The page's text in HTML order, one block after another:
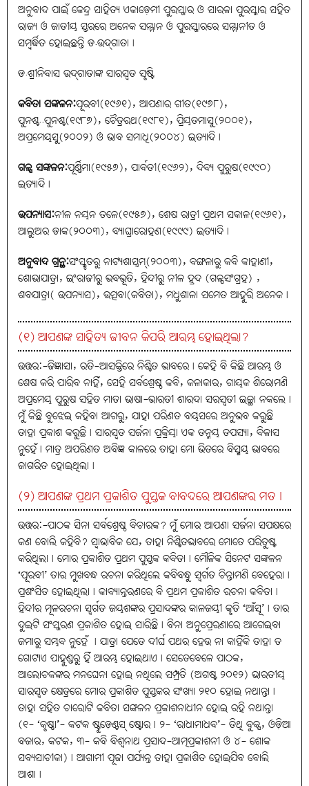
ଅନୁବାଦ ପାଇଁ କେନ୍ଦ୍ର ସାହିତ୍ୟ ଏକାଡ଼େମୀ ପୁରସ୍କାର ଓ ସାରଳା ପୁରସ୍କାର ସହିତ
ରାଜ୍ୟ ଓ ଜାତୀୟ ସ୍ତରରେ ଅନେକ ସମ୍ମାନ ଓ ପୁରସ୍କାରରେ ସମ୍ମାନୀତ ଓ
ସମ୍ବର୍ଦ୍ଧିତ ହୋଇଛନ୍ତି ଡ.ଉଦ୍‌ଗାତା।
ଡ.ଶ୍ରୀନିବାସ ଉଦ୍‌ଗାତାଙ୍କ ସାରସ୍ୱତ ସୃଷ୍ଟି
କବିତା ସଙ୍କଳନ:ପୂରବୀ(୧୯୬୧), ଆପଣାର ଗୀତ(୧୯୭୮),
ପୁନଶ୍ଚ..ପୁନଶ୍ଚ(୧୯୮୭), ଚୈତ୍ରରଥ(୧୯୮୧), ପ୍ରିୟତମାସୁ(୨୦୦୧),
ଅପ୍ରମେୟସୁ(୨୦୦୨) ଓ ଭାବ ସମାଧି(୨୦୦୪) ଇତ୍ୟାଦି।
ଗଳ୍ପ ସଙ୍କଳନ:ପୂର୍ଣ୍ଣିମା(୧୯୫୭), ପାର୍ବତୀ(୧୯୬୨), ଦିବ୍ୟ ପୁରୁଷ(୧୯୯୦)
ଇତ୍ୟାଦି।
ଉପନ୍ୟାସ:ନୀଳ ନୟନ ତଳେ(୧୯୫୭), ଶେଷ ରାତ୍ରୀ ପ୍ରଥମ ସକାଳ(୧୯୬୧),
ଆଲୁଅର ଡାକ(୨୦୦୩), ବ୍ୟାଘ୍ରାରୋହଣ(୧୯୯୯) ଇତ୍ୟାଦି।
ଅନୁବାଦ ଗ୍ରନ୍ଥ:ସଂସ୍କୃତରୁ ନାଟ୍ୟଶାସ୍ତ୍ରମ୍‌(୨୦୦୩), ବଙ୍ଗଳାରୁ କବି କାହାଣୀ,
ଶୋଭାଯାତ୍ରା, ଇଂରାଜୀରୁ ଭବଭୂତି, ହିନ୍ଦୀରୁ ନୀଳ ହ୍ରଦ (ଗଳ୍ପସଂଗ୍ରହ) ,
ଶବଯାତ୍ରା( ଉପନ୍ୟାସ), ଉତ୍ସବା(କବିତା), ମଧୁଶାଳା ସମେତ ଆହୁରି ଅନେକ।
(୧) ଆପଣଙ୍କ ସାହିତ୍ୟ ଜୀବନ କିପରି ଆରମ୍ଭ ହୋଇଥିଲା?
ଉତ୍ତର:-ଜିଜ୍ଞାସା, ରତି-ଆସକ୍ତିରେ ନିଶ୍ଚିତ ଭାବରେ। କେହି ବି କିଛି ଆରମ୍ଭ ଓ
ଶେଷ କରି ପାରିବ ନାହିଁ, ସେହି ସର୍ବଶ୍ରେଷ୍ଠ କବି, କଳାକାର, ଗାୟକ ଶିରୋମଣି
ଅପ୍ରମେୟ ପୁରୁଷ ସହିତ ମାତା ଭାଷା-ଭାରତୀ ଶାରଦା ସରସ୍ବତୀ ଇଚ୍ଛା ନକଲେ।
ମୁଁ କିଛି ବୁଝେଇ କହିବା ଆଗରୁ, ଯାହା ପରିଣତ ବୟସରେ ଅନୁଭବ କରୁଛି
ତାହା ପ୍ରକାଶ କରୁଛି। ସାରସ୍ବତ ସର୍ଜନା ପ୍ରକ୍ରିୟା ଏକ ତନ୍ମୟ ତପସ୍ୟା, ବିଳାସ
ନୁହେଁ। ମାତ୍ର ଅପରିଣତ ଅବିଜ୍ଞ କାଳରେ ତାହା ମୋ ଭିତରେ ବିସ୍ମୟ ଭାବରେ
ଜାଗରିତ ହୋଇଥିଲା।
(୨) ଆପଣଙ୍କ ପ୍ରଥମ ପ୍ରକାଶିତ ପୁସ୍ତକ ବାବଦରେ ଆପଣଙ୍କର ମତ।
ଉତ୍ତର:-ପାଠକ ସିନା ସର୍ବଶ୍ରେଷ୍ଠ ବିଚାରକ? ମୁଁ ମୋର ଆପଣା ସର୍ଜନା ସପକ୍ଷରେ
କଣ ବୋଲି କହିବି? ସ୍ବାଭାବିକ ଯେ, ତାହା ନିଶ୍ଚିତଭାବରେ ମୋତେ ପରିତୁଷ୍ଟ
କରିଥିଲା। ମୋର ପ୍ରକାଶିତ ପ୍ରଥମ ପୁସ୍ତକ କବିତା। ମୌଳିକ ସିନେଟ ସଙ୍କଳନ
‘ପୂରବୀ’ ତାର ମୁଖବନ୍ଧ ରଚନା କରିଥିଲେ କବିବନ୍ଧୁ ସ୍ବର୍ଗତ ଚିନ୍ତାମଣି ବେହେରା।
ପ୍ରଶଂସିତ ହୋଇଥିଲା। କାବ୍ୟାନ୍ତରଣରେ ବି ପ୍ରଥମ ପ୍ରକାଶିତ ରଚନା କବିତା।
ହିନ୍ଦୀର ମୂଳରଚନା ସ୍ବର୍ଗତ ଜୟଶଙ୍କର ପ୍ରସାଦଙ୍କର କାଳଜୟୀ କୃତି ‘ଆଁସୂ’। ତାର
ଦୁଇଟି ସଂସ୍କରଣ ପ୍ରକାଶିତ ହୋଇ ସାରିଛି। ବିନା ଅନୁପ୍ରେରଣାରେ ଆଗେଇବା
ଜମାରୁ ସମ୍ଭବ ନୁହେଁ । ଯାତ୍ରା ଯେତେ ଦୀର୍ଘ ପଥର ହେଉ ନା କାହିଁକି ତାହା ତ
ଗୋଟାଏ ପାହୁଣ୍ଡରୁ ହିଁ ଆରମ୍ଭ ହୋଇଥାଏ। ସେତେବେଳେ ପାଠକ,
ଆଲୋଚକଙ୍କର ମନଘେନା ହୋଇ ନଥିଲେ ସମ୍ପ୍ରତି (ଅଗଷ୍ଟ ୨୦୧୨) ଭାରତୀୟ
ସାରସ୍ବତ କ୍ଷେତ୍ରରେ ମୋର ପ୍ରକାଶିତ ପୁସ୍ତକର ସଂଖ୍ୟା ୨୧୦ ହୋଇ ନଥାନ୍ତା।
ତାହା ସହିତ ଚାରୋଟି କବିତା ସଙ୍କଳନ ପ୍ରକାଶନାଧୀନ ହୋଇ ରହି ନଥାନ୍ତା
(୧- ‘କୃଷ୍ଣା’- କଟକ ଷ୍ଟୁଡ଼େଣ୍ଟସ୍‌ ଷ୍ଟୋର। ୨- ‘ରାଧାମାଧବ’- ତିଥି ବୁକ୍ସ, ଓଡ଼ିଆ
ବଜାର, କଟକ, ୩- କବି ବିଶ୍ବନାଥ ପ୍ରସାଦ-ଆତ୍ମପ୍ରକାଶନୀ ଓ ୪- ଶୋକ
ସବ୍ୟସାଚୀକା)। ଆଗାମୀ ପୂଜା ପର୍ଯ୍ୟନ୍ତ ତାହା ପ୍ରକାଶିତ ହୋଇଯିବ ବୋଲି
ଆଶା।